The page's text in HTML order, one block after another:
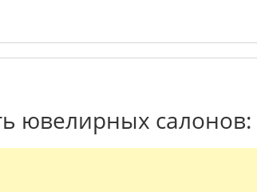
ювелирных салонов: